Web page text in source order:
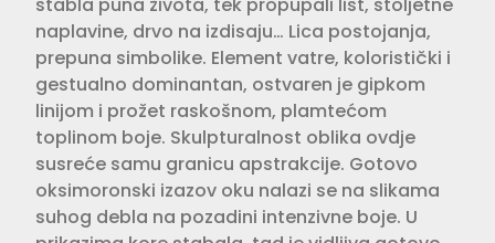
naplavine, drvo na izdisaju… Lica postojanja,
prepuna simbolike. Element vatre, koloristički i
gestualno dominantan, ostvaren je gipkom
linijom i prožet raskošnom, plamtećom
toplinom boje. Skulpturalnost oblika ovdje
susreće samu granicu apstrakcije. Gotovo
oksimoronski izazov oku nalazi se na slikama
suhog debla na pozadini intenzivne boje. U